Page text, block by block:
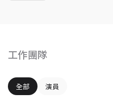
工作團隊
全部 演員